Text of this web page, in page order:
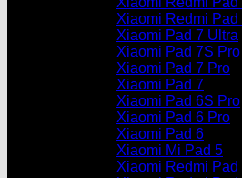
Xiaomi Redmi Pad
Xiaomi Pad 7 Ultra
Xiaomi Pad 7S Pro
Xiaomi Pad 7 Pro
Xiaomi Pad 7
Xiaomi Pad 6S Pro
Xiaomi Pad 6 Pro
Xiaomi Pad 6
Xiaomi Mi Pad 5
Xiaomi Redmi Pad